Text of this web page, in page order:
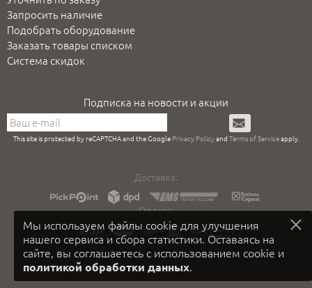
Мы используем файлы cookie для улучшения
нашего сервиса и сбора статистики. Оставаясь на
сайте, вы соглашаетесь с использованием cookie и
политикой обработки данных.
Запросить наличие
Подобрать оборудование
Заказать товары списком
Система скидок
Подписка на новости и акции
Подписаться
This site is protected by reCAPTCHA and the Google Privacy Policyand Terms of Serviceapply.
Доставка:
Оплата: